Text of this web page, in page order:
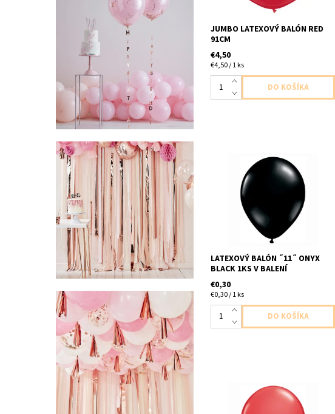
JUMBO LATEXOVÝ BALÓN RED
91CM
€4,50
€4,50 / 1 ks
latexovy balon cierna 1ks v baleni
velkost cca 28cm dodavame
nenafukany
LATEXOVÝ BALÓN ˝11˝ ONYX
BLACK 1KS V BALENÍ
€0,30
€0,30 / 1 ks
latexovy balon ,,16,, cerveny 1ks